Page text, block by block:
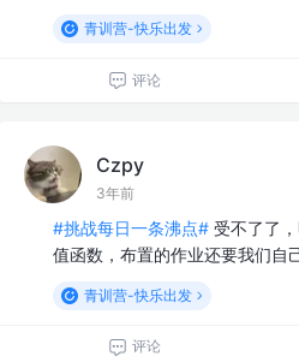
青训营-快乐出发
评论
Czpy
3年前
#挑战每日一条沸点# 受不了了
值函数，布置的作业还要我们自
青训营-快乐出发
评论